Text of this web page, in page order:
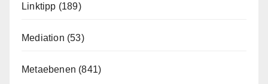
Linktipp (189)
Mediation (53)
Metaebenen (841)